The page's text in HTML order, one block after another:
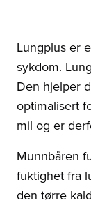
Lungplus er
sykdom.
Den hjelper
optimalisert
mil og er
Munnbåren
fuktighet fra
den tørre